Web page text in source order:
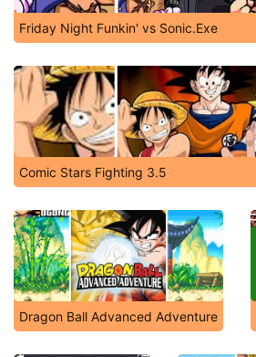
Friday Night Funkin' vs Sonic.Exe
Comic Stars Fighting 3.5
Dragon Ball Advanced Adventure